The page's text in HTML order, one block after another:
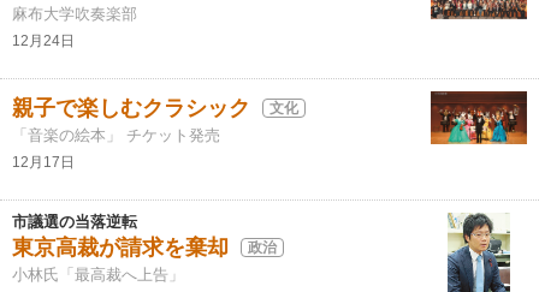
麻布大学吹奏楽部
12月24日
親子で楽しむクラシック 文化
「音楽の絵本」 チケット発売
12月17日
市議選の当落逆転
東京高裁が請求を棄却 政治
小林氏「最高裁へ上告」